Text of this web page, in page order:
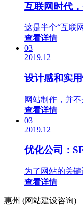
互联网时代
这是半个“互联
查看详情
03
2019.12
设计感和实
网站制作，并
查看详情
03
2019.12
优化公司：
为了网站的关
查看详情
惠州 (网站建设咨询)